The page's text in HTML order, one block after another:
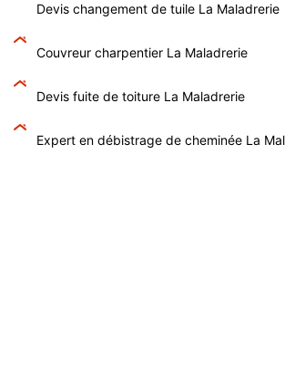
Devis changement de tuile La Maladrerie
Couvreur charpentier La Maladrerie
Devis fuite de toiture La Maladrerie
Expert en débistrage de cheminée La